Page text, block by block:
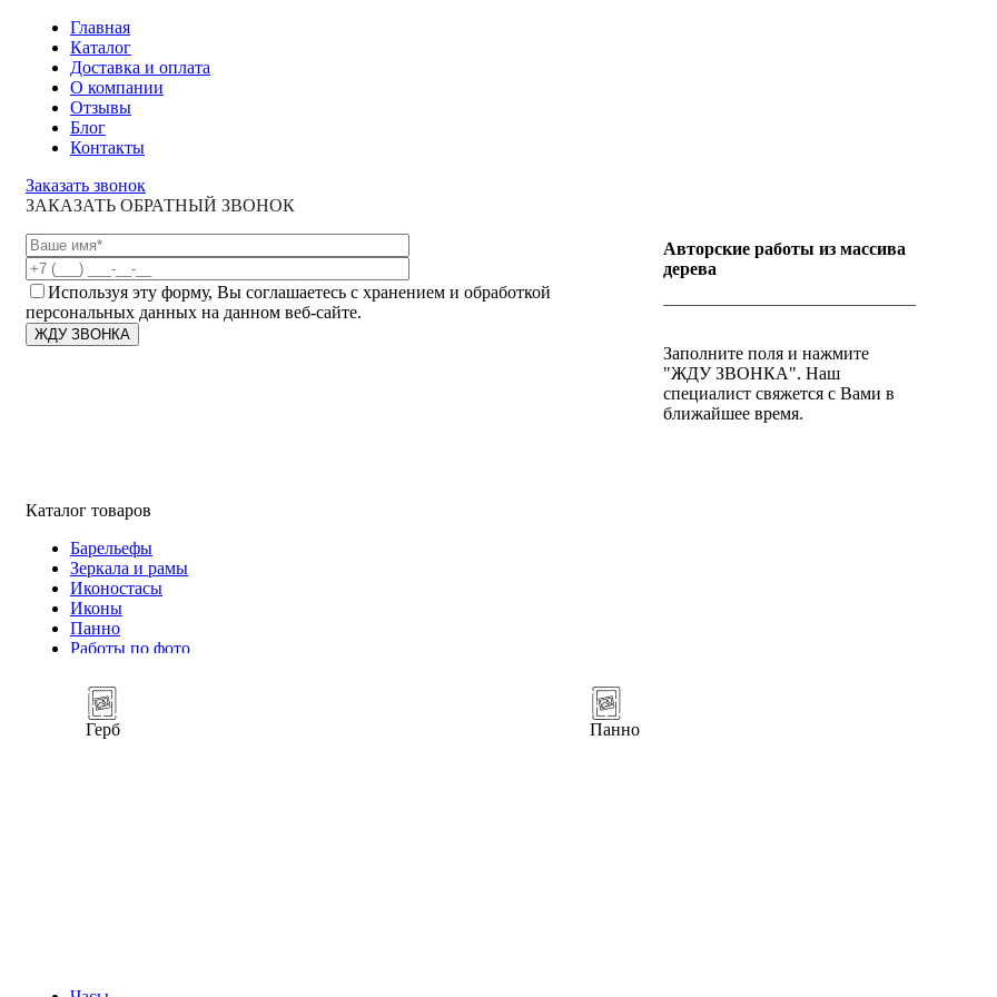
Главная
Каталог
Доставка и оплата
О компании
Отзывы
Блог
Контакты
Заказать звонок
ЗАКАЗАТЬ ОБРАТНЫЙ ЗВОНОК
Используя эту форму, Вы соглашаетесь с хранением и обработкой
персональных данных на данном веб-сайте.
Авторские работы из массива
дерева
Заполните поля и нажмите
"ЖДУ ЗВОНКА". Наш
специалист свяжется с Вами в
ближайшее время.
Каталог товаров
Барельефы
Зеркала и рамы
Иконостасы
Иконы
Панно
Работы по фото
Герб Панно